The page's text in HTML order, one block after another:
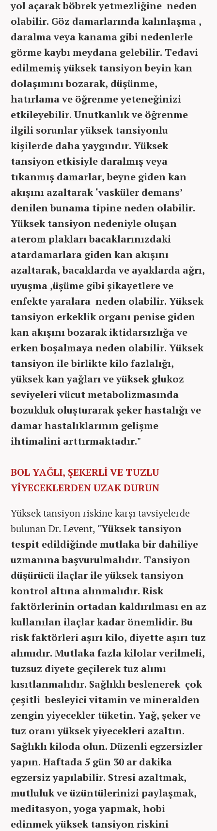
yol açarak böbrek yetmezliğine neden
olabilir. Göz damarlarında kalınlaşma ,
daralma veya kanama gibi nedenlerle
görme kaybı meydana gelebilir. Tedavi
edilmemiş yüksek tansiyon beyin kan
dolaşımını bozarak, düşünme,
hatırlama ve öğrenme yeteneğinizi
etkileyebilir. Unutkanlık ve öğrenme
ilgili sorunlar yüksek tansiyonlu
kişilerde daha yaygındır. Yüksek
tansiyon etkisiyle daralmış veya
tıkanmış damarlar, beyne giden kan
akışını azaltarak ‘vasküler demans’
denilen bunama tipine neden olabilir.
Yüksek tansiyon nedeniyle oluşan
aterom plakları bacaklarınızdaki
atardamarlara giden kan akışını
azaltarak, bacaklarda ve ayaklarda ağrı,
uyuşma ,üşüme gibi şikayetlere ve
enfekte yaralara neden olabilir. Yüksek
tansiyon erkeklik organı penise giden
kan akışını bozarak iktidarsızlığa ve
erken boşalmaya neden olabilir. Yüksek
tansiyon ile birlikte kilo fazlalığı,
yüksek kan yağları ve yüksek glukoz
seviyeleri vücut metabolizmasında
bozukluk oluşturarak şeker hastalığı ve
damar hastalıklarının gelişme
ihtimalini arttırmaktadır."
BOL YAĞLI, ŞEKERLİ VE TUZLU
YİYECEKLERDEN UZAK DURUN
Yüksek tansiyon riskine karşı tavsiyelerde
bulunan Dr. Levent, "Yüksek tansiyon
tespit edildiğinde mutlaka bir dahiliye
uzmanına başvurulmalıdır. Tansiyon
düşürücü ilaçlar ile yüksek tansiyon
kontrol altına alınmalıdır. Risk
faktörlerinin ortadan kaldırılması en az
kullanılan ilaçlar kadar önemlidir. Bu
risk faktörleri aşırı kilo, diyette aşırı tuz
alımıdır. Mutlaka fazla kilolar verilmeli,
tuzsuz diyete geçilerek tuz alımı
kısıtlanmalıdır. Sağlıklı beslenerek çok
çeşitli besleyici vitamin ve mineralden
zengin yiyecekler tüketin. Yağ, şeker ve
tuz oranı yüksek yiyecekleri azaltın.
Sağlıklı kiloda olun. Düzenli egzersizler
yapın. Haftada 5 gün 30 ar dakika
egzersiz yapılabilir. Stresi azaltmak,
mutluluk ve üzüntülerinizi paylaşmak,
meditasyon, yoga yapmak, hobi
edinmek yüksek tansiyon riskini